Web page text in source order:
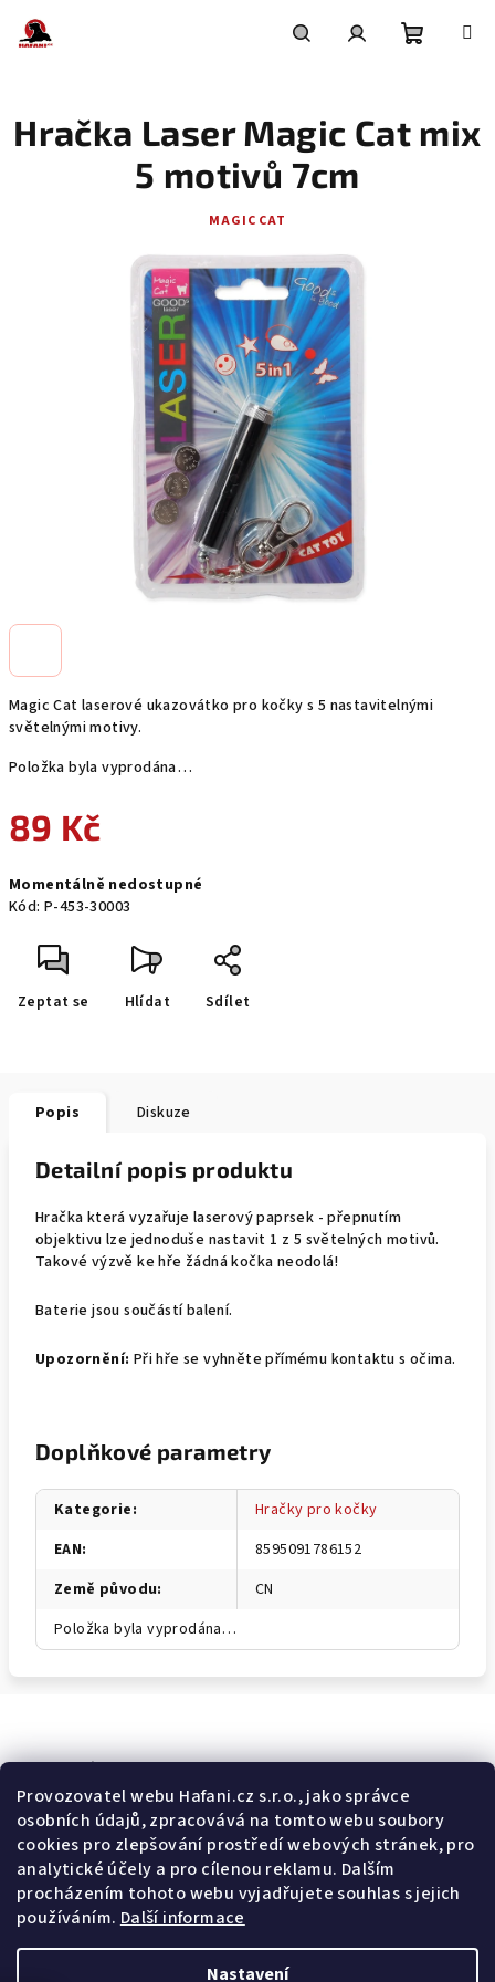
Provozovatel webu Hafani.cz s.r.o., jako správce
osobních údajů, zpracovává na tomto webu soubory
cookies pro zlepšování prostředí webových stránek, pro
analytické účely a pro cílenou reklamu. Dalším
procházením tohoto webu vyjadřujete souhlas s jejich
používáním. Další informace
Nastavení
obsah
košík
Magic Cat laserové ukazovátko pro kočky s 5 nastavitelnými
světelnými motivy.
Položka byla vyprodána…
89 Kč
cena:
Momentálně nedostupné
Kód: P-453-30003
Zeptat se Hlídat Sdílet
Hračka Laser Magic Cat mix
5 motivů 7cm
MAGIC CAT
Popis Diskuze
Detailní popis produktu
Hračka která vyzařuje laserový paprsek - přepnutím
objektivu lze jednoduše nastavit 1 z 5 světelných motivů.
Takové výzvě ke hře žádná kočka neodolá!
Baterie jsou součástí balení.
Upozornění: Při hře se vyhněte přímému kontaktu s očima.
Doplňkové parametry
Kategorie:
Hračky pro kočky
EAN:
8595091786152
Země původu:
CN
Položka byla vyprodána…
Odebírat newsletter
E-mail
Potvrzuji souhlas svšeobecnými obchodními podmínkami a
spodmínkami zpracovávání a ochrany osobních údajů .
Přihlásit se